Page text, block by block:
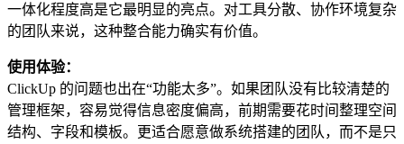
一体化程度高是它最明显的亮点。对工具分散、协作环境复杂
的团队来说，这种整合能力确实有价值。
使用体验：
ClickUp 的问题也出在“功能太多”。如果团队没有比较清楚的
管理框架，容易觉得信息密度偏高，前期需要花时间整理空间
结构、字段和模板。更适合愿意做系统搭建的团队，而不是只